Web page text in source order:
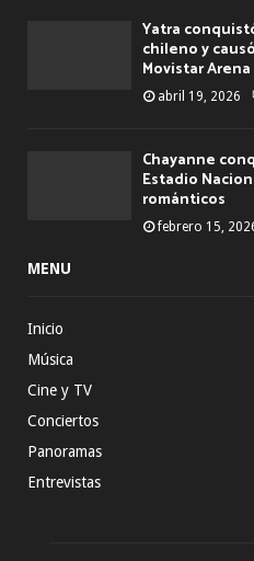
Yatra
chileno y
Movistar
abril 19, 2026
Chayanne
Estadio
románticos
febrero 15,
MENU
Inicio
Música
Cine y TV
Conciertos
Panoramas
Entrevistas